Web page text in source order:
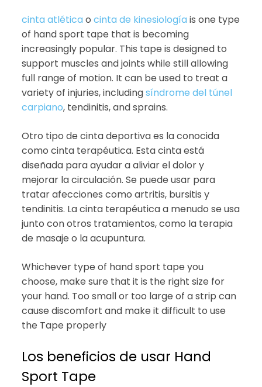
cinta atlética o cinta de kinesiología is one type
of hand sport tape that is becoming
increasingly popular. This tape is designed to
support muscles and joints while still allowing
full range of motion. It can be used to treat a
variety of injuries, includingsíndrome del túnel
carpiano, tendinitis, and sprains.
Otro tipo de cinta deportiva es la conocida
como cinta terapéutica. Esta cinta está
diseñada para ayudar a aliviar el dolor y
mejorar la circulación. Se puede usar para
tratar afecciones como artritis, bursitis y
tendinitis. La cinta terapéutica a menudo se usa
junto con otros tratamientos, como la terapia
de masaje o la acupuntura.
Whichever type of hand sport tape you
choose, make sure that it is the right size for
your hand. Too small or too large of a strip can
cause discomfort and make it difficult to use
the Tape properly
Los beneficios de usar Hand
Sport Tape